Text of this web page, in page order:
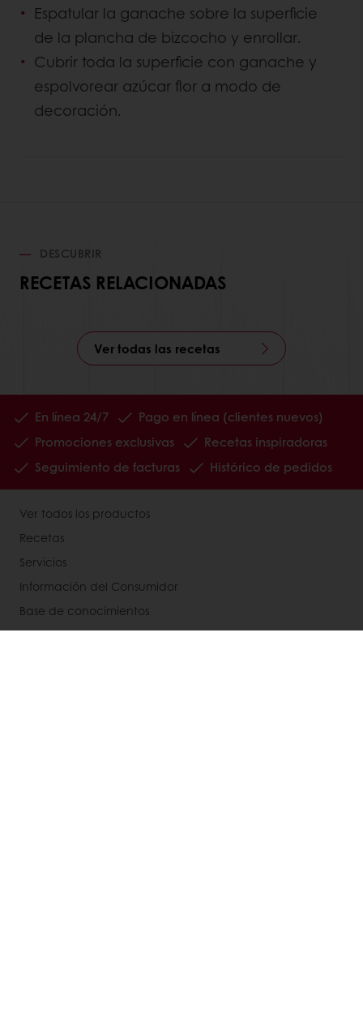
Espatular la ganache sobre la superficie
de la plancha de bizcocho y enrollar.
Cubrir toda la superficie con ganache y
espolvorear azúcar flor a modo de
decoración.
DESCUBRIR
RECETAS RELACIONADAS
Ver todas las recetas
En línea 24/7
Pago en línea (clientes nuevos)
Promociones exclusivas
Recetas inspiradoras
Seguimiento de facturas
Histórico de pedidos
Ver todos los productos
Recetas
Servicios
Información del Consumidor
Base de conocimientos
Newsletter